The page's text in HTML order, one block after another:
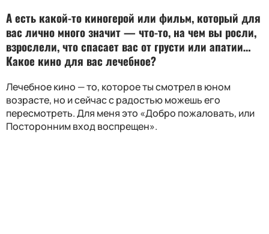
А есть какой-то киногерой или фильм, который для
вас лично много значит — что-то, на чем вы росли,
взрослели, что спасает вас от грусти или апатии…
Какое кино для вас лечебное?
Лечебное кино — то, которое ты смотрел в юном
возрасте, но и сейчас с радостью можешь его
пересмотреть. Для меня это «Добро пожаловать, или
Посторонним вход воспрещен».